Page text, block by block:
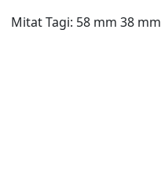
Mitat Tagi: 58 mm 38 mm